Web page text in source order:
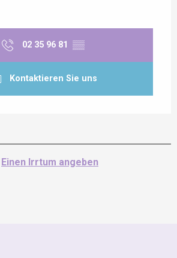
02 35 96 81 ▒▒
Kontaktieren Sie uns
Einen Irrtum angeben